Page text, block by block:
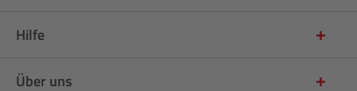
Hilfe
Über uns